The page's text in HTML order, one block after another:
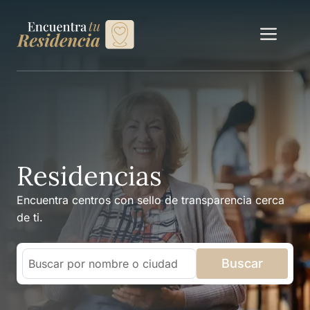
contenido
Residencias
Encuentra centros con sello de transparencia cerca
de ti.
Search
Search content Buscar